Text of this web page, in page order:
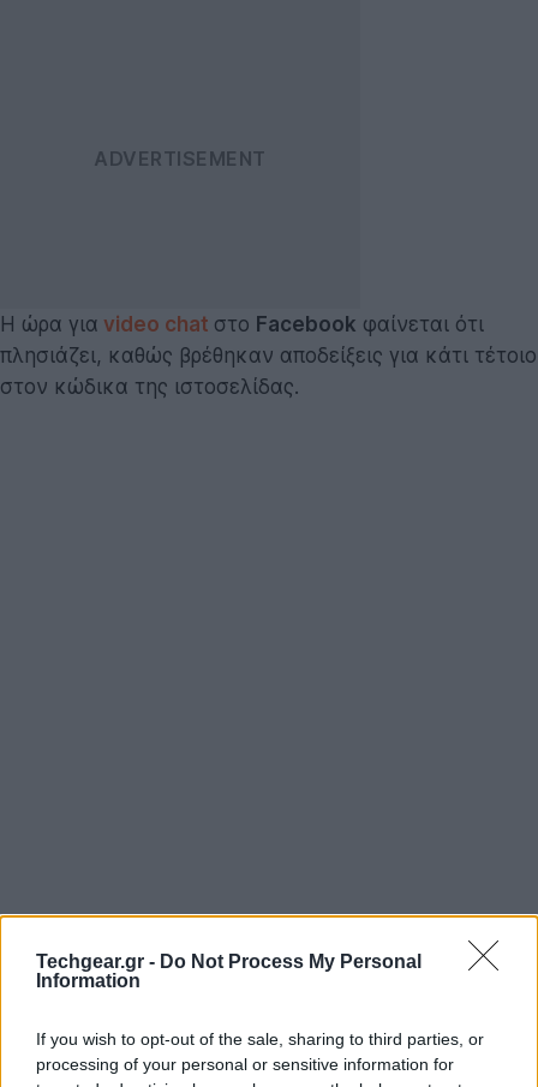
Techgear.gr - Do Not Process My Personal
Information
If you wish to opt-out of the sale, sharing to third parties, or
processing of your personal or sensitive information for
Η ώρα για video chat στο Facebook φαίνεται ότι
πλησιάζει, καθώς βρέθηκαν αποδείξεις για κάτι τέτοιο
στον κώδικα της ιστοσελίδας.